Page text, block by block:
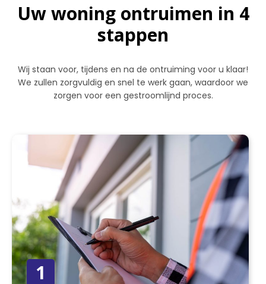
Uw woning ontruimen in 4
stappen
Wij staan voor, tijdens en na de ontruiming voor u klaar!
We zullen zorgvuldig en snel te werk gaan, waardoor we
zorgen voor een gestroomlijnd proces.
1